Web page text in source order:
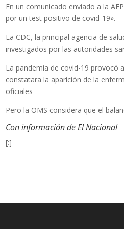
En un comunicado enviado a la
por un test positivo de covid-19».
La CDC, la principal agencia de
investigados por las autoridades
La pandemia de covid-19 provocó
constatara la aparición de la
oficiales
Pero la OMS considera que el
Con información de El Nacional
[:]